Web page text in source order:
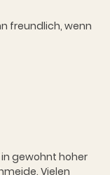
freundlich, wenn
gewohnt hoher
Vielen